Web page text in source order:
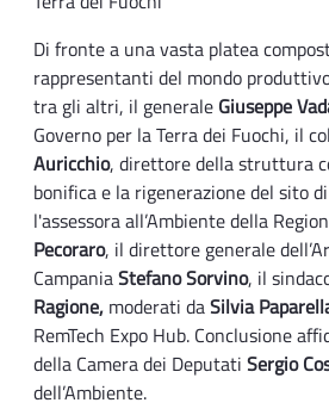
Di fronte a una vasta platea
rappresentanti del mondo
tra gli altri, il generale Giuseppe
Governo per la Terra dei Fuochi, il
Auricchio, direttore della struttura
bonifica e la rigenerazione del sito
l'assessora all’Ambiente della
Pecoraro, il direttore generale
CampaniaStefano Sorvino, il
Ragione, moderati daSilvia
RemTech Expo Hub. Conclusione
della Camera dei Deputati Sergio
dell’Ambiente.